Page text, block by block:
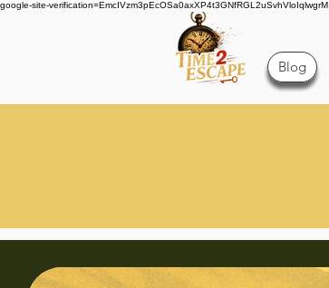
google-site-verification=EmcIVzm3pEcOSa0axXP4t3GNfRGL2uSvhVloIqlwgrM
Blog